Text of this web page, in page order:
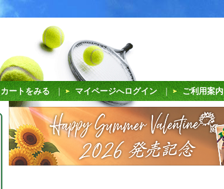
カートをみる ｜ マイページへログイン ｜ ご利用案内